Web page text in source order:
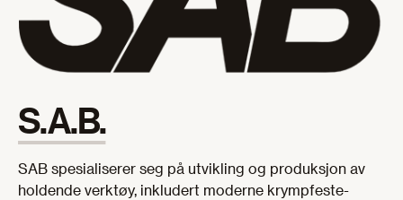
S.A.B.
SAB spesialiserer seg på utvikling og produksjon av
holdende verktøy, inkludert moderne krympfeste-